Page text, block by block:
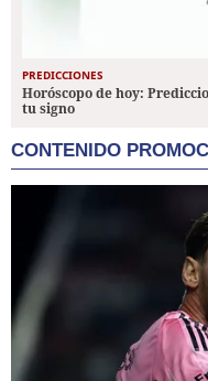
PREDICCIONES
Horóscopo de hoy:
tu signo
CONTENIDO